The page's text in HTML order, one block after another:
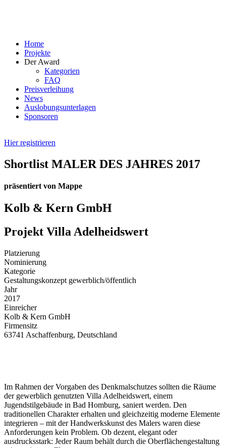
Home
Projekte
Der Award
Kategorien
FAQ
Preisverleihung
News
Auslobungsunterlagen
Sponsoren
Hier registrieren
Shortlist MALER DES JAHRES 2017
präsentiert von Mappe
Kolb & Kern GmbH
Projekt Villa Adelheidswert
Platzierung
Nominierung
Kategorie
Gestaltungskonzept gewerblich/öffentlich
Jahr
2017
Einreicher
Kolb & Kern GmbH
Firmensitz
63741 Aschaffenburg, Deutschland
Im Rahmen der Vorgaben des Denkmalschutzes sollten die Räume
der gewerblich genutzten Villa Adelheidswert, einem
Jugendstilgebäude in Bad Homburg, saniert werden. Den
traditionellen Charakter erhalten und gleichzeitig moderne Elemente
integrieren ‒ mit der Handwerkskunst des Malers waren diese
Anforderungen kein Problem. Ob dezent, elegant oder
ausdrucksstark: Jeder Raum behält durch die Oberflächengestaltung